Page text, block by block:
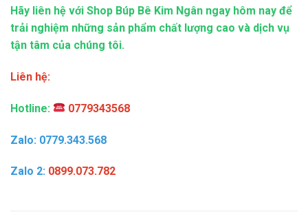
Hãy liên hệ với Shop Búp Bê Kim Ngân ngay hôm nay để
trải nghiệm những sản phẩm chất lượng cao và dịch vụ
tận tâm của chúng tôi.
Liên hệ:
Hotline: 0779343568
Zalo: 0779.343.568
Zalo 2: 0899.073.782